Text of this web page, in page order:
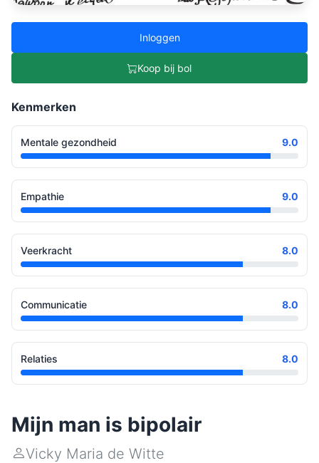
Inloggen
Koop bij bol
Kenmerken
Mentale gezondheid 9.0
Empathie 9.0
Veerkracht 8.0
Communicatie 8.0
Relaties 8.0
Mijn man is bipolair
Vicky Maria de Witte